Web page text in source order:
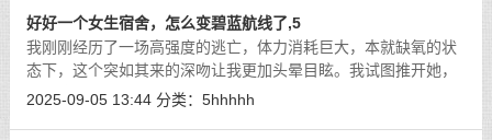
好好一个女生宿舍，怎么变碧蓝航线了,5
我刚刚经历了一场高强度的逃亡，体力消耗巨大，本就缺氧的状
态下，这个突如其来的深吻让我更加头晕目眩。我试图推开她，
但在这个狭小的空间里，我的手臂被限制在两侧，无法施力。
2025-09-05 13:44 分类： 5hhhhh